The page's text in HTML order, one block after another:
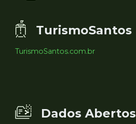
TurismoSantos
TurismoSantos.com.br
Dados Abertos